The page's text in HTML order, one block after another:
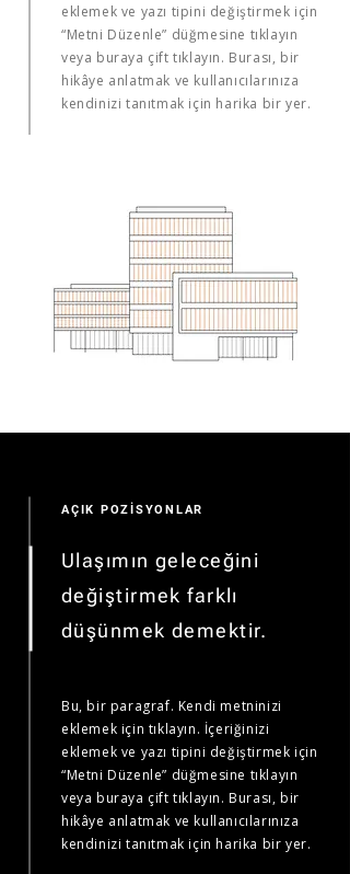
eklemek ve yazı tipini değiştirmek için
“Metni Düzenle” düğmesine tıklayın
veya buraya çift tıklayın. Burası, bir
hikâye anlatmak ve kullanıcılarınıza
kendinizi tanıtmak için harika bir yer.
AÇIK POZİSYONLAR
Ulaşımın geleceğini
değiştirmek farklı
düşünmek demektir.
Bu, bir paragraf. Kendi metninizi
eklemek için tıklayın. İçeriğinizi
eklemek ve yazı tipini değiştirmek için
“Metni Düzenle” düğmesine tıklayın
veya buraya çift tıklayın. Burası, bir
hikâye anlatmak ve kullanıcılarınıza
kendinizi tanıtmak için harika bir yer.